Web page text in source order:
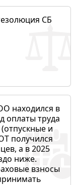
СБ
находился в
оплаты труда
и
получился
а в 2025
ниже.
взносы